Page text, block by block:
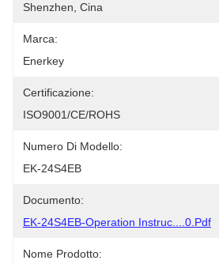
Shenzhen, Cina
Marca:
Enerkey
Certificazione:
ISO9001/CE/ROHS
Numero Di Modello:
EK-24S4EB
Documento:
EK-24S4EB-Operation Instruc....0.pdf
Nome Prodotto: